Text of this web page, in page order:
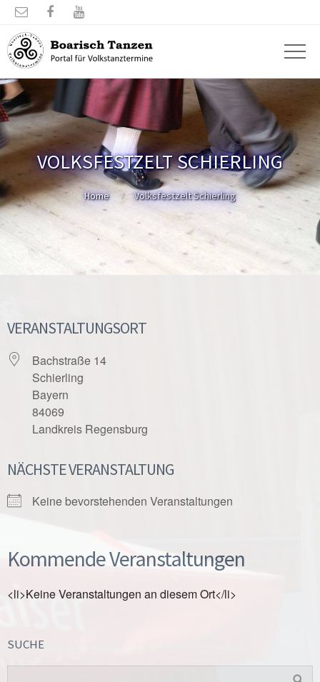
  
VOLKSFESTZELT SCHIERLING
Home Volksfestzelt Schierling
VERANSTALTUNGSORT
Bachstraße 14
Schierling
Bayern
84069
Landkreis Regensburg
NÄCHSTE VERANSTALTUNG
Keine bevorstehenden Veranstaltungen
Kommende Veranstaltungen
<li>Keine Veranstaltungen an diesem Ort</li>
SUCHE